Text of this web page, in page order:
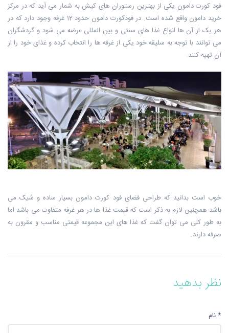
فود کورت دامون یکی از بهترین رستوران های کیش به شمار می آید که در مرکز
خرید ‏دامون واقع شده است. در فودکورت دامون حدود 12 غرفه وجود دارد که در
هر یک از آن ها انواع غذا های ‏سنتی و بین المللی عرضه می شود و گردشگران
می توانند با توجه به سلیقه خود یکی از ‏غرفه ها را انتخاب کرده و غذای خود را از
آن تهیه کنند.
خوب است بدانید که طراحی فضای فود کورت دامون بسیار ساده و شیک می
باشد ‏همچنین لازم به ذکر است که قیمت غذا ها در هر غرفه متفاوت می باشد اما
به طور ‏کلی می توان گفت که غذا های این مجموعه قیمتی مناسب و مقرون به
صرفه دارند.
نظر بدهید
* نام